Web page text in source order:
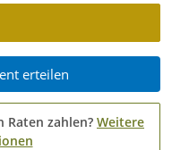
erteilen
Raten zahlen? Weitere